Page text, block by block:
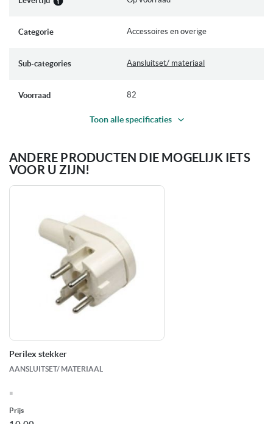
Categorie Accessoires en overige
Sub-categories Aansluitset/ materiaal
Voorraad 82
Toon alle specificaties
ANDERE PRODUCTEN DIE MOGELIJK IETS
VOOR U ZIJN!
Perilex stekker
AANSLUITSET/ MATERIAAL
Prijs